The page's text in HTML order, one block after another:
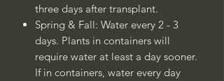
three days after transplant.
Spring & Fall: Water every 2 - 3
days. Plants in containers will
require water at least a day sooner.
If in containers, water every day